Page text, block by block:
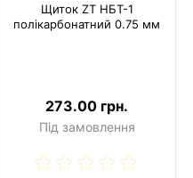
Щиток ZT НБТ-1
полікарбонатний 0.75 мм
273.00 грн.
Під замовлення